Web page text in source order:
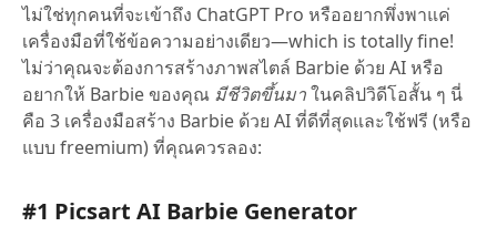
ไม่ใช่ทุกคนที่จะเข้าถึง ChatGPT Pro หรืออยากพึ่งพาแค่
เครื่องมือที่ใช้ข้อความอย่างเดียว—which is totally fine!
ไม่ว่าคุณจะต้องการสร้างภาพสไตล์ Barbie ด้วย AI หรือ
อยากให้ Barbie ของคุณ มีชีวิตขึ้นมาในคลิปวิดีโอสั้น ๆ นี่
คือ 3 เครื่องมือสร้าง Barbie ด้วย AI ที่ดีที่สุดและใช้ฟรี (หรือ
แบบ freemium) ที่คุณควรลอง:
#1 Picsart AI Barbie Generator